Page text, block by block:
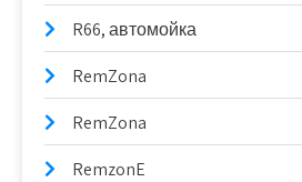
R66, автомойка
RemZona
RemZona
RemzonE